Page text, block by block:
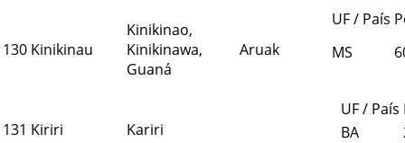
130 Kinikinau
Kinikinao,
Kinikinawa,
Guaná
Aruak
UF / País
MS
131 Kiriri Kariri
UF / País
BA